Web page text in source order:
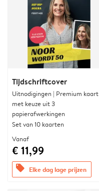
Tijdschriftcover
Uitnodigingen | Premium kaart
met keuze uit 3
papierafwerkingen
Set van 10 kaarten
Vanaf
€ 11,99
offers Elke dag lage prijzen